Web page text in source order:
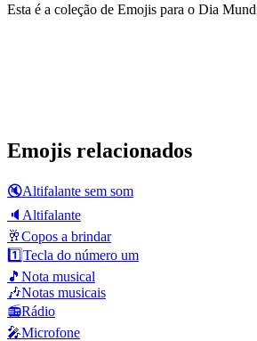
Esta é a coleção de Emojis para o Dia
Emojis relacionados
🔇Altifalante sem som
🔈 Altifalante
🥂Copos a brindar
1️⃣Tecla do número um
🎵 Nota musical
🎶Notas musicais
📻Rádio
🎤Microfone